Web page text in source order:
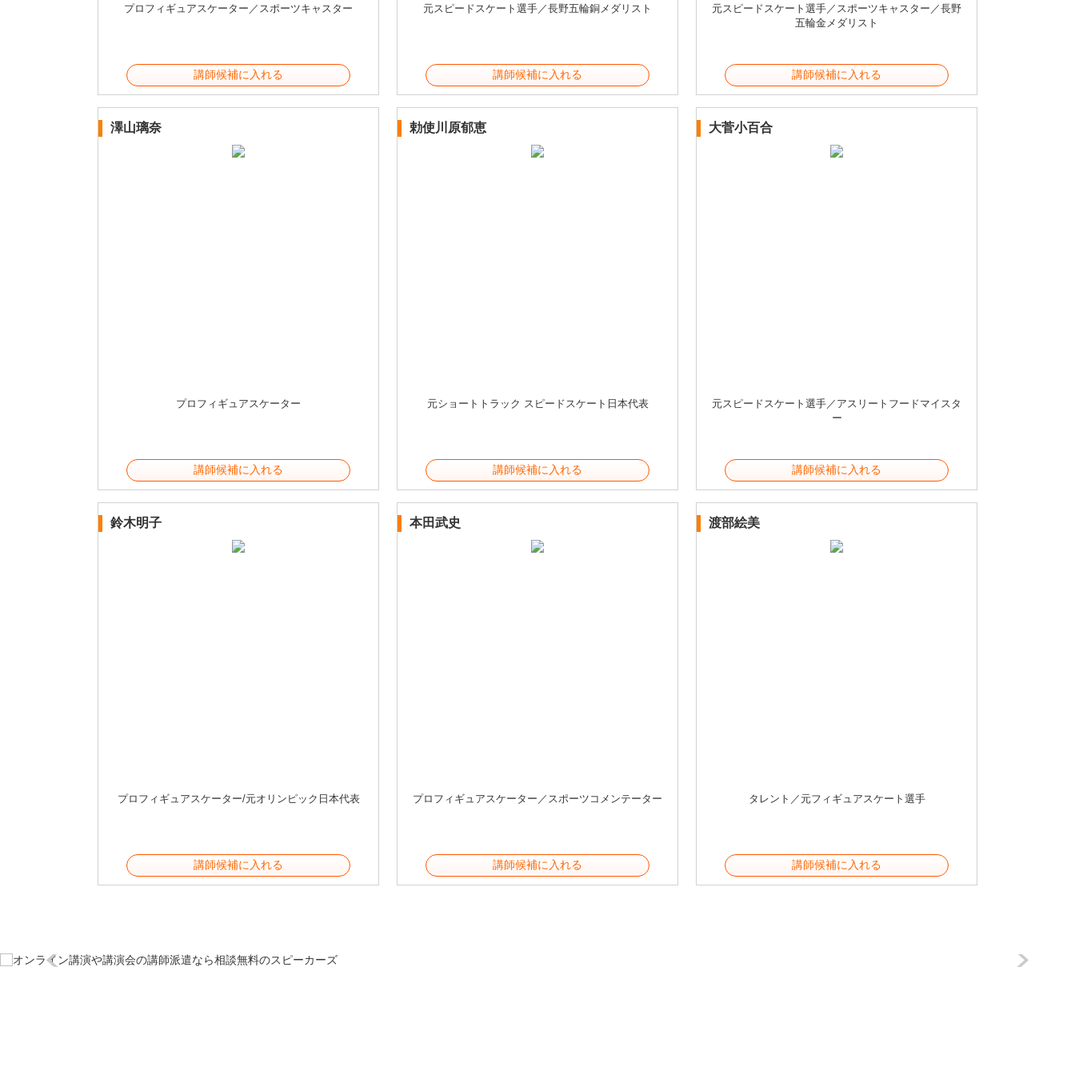
プロフィギュアスケーター／スポーツキャスター
講師候補に入れる
元スピードスケート選手／長野五輪銅メダリスト
講師候補に入れる
元スピードスケート選手／スポーツキャスター／長野
五輪金メダリスト
講師候補に入れる
澤山璃奈
プロフィギュアスケーター
講師候補に入れる
勅使川原郁恵
元ショートトラック スピードスケート日本代表
講師候補に入れる
大菅小百合
元スピードスケート選手／アスリートフードマイスタ
ー
講師候補に入れる
鈴木明子
プロフィギュアスケーター/元オリンピック日本代表
講師候補に入れる
本田武史
プロフィギュアスケーター／スポーツコメンテーター
講師候補に入れる
渡部絵美
タレント／元フィギュアスケート選手
講師候補に入れる